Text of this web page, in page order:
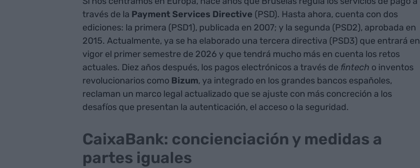
través de la Payment Services Directive (PSD). Hasta ahora, cuenta con dos
ediciones: la primera (PSD1), publicada en 2007; y la segunda (PSD2), aprobada en
2015. Actualmente, ya se ha elaborado una tercera directiva (PSD3) que entrará en
vigor el primer semestre de 2026 y que tendrá mucho más en cuenta los retos
actuales. Diez años después, los pagos electrónicos a través de fintech o inventos
revolucionarios como Bizum, ya integrado en los grandes bancos españoles,
reclaman un marco legal actualizado que se ajuste con más concreción a los
desafíos que presentan la autenticación, el acceso o la seguridad.
CaixaBank: concienciación y medidas a
partes iguales